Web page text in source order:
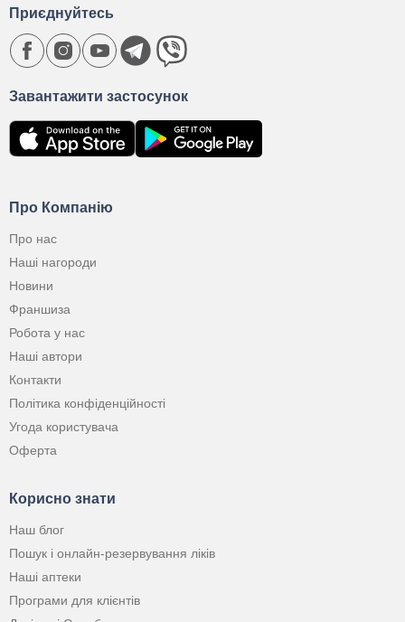
Про Компанію
Про нас
Наші нагороди
Новини
Франшиза
Робота у нас
Наші автори
Контакти
Політика конфіденційності
Угода користувача
Оферта
Корисно знати
Наш блог
Пошук і онлайн-резервування ліків
Наші аптеки
Програми для клієнтів
Завантажити застосунок
Приєднуйтесь